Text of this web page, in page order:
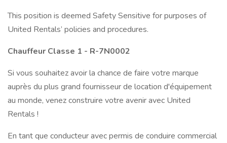
This position is deemed Safety Sensitive for purposes of
United Rentals’ policies and procedures.
Chauffeur Classe 1 - R-7N0002
Si vous souhaitez avoir la chance de faire votre marque
auprès du plus grand fournisseur de location d'équipement
au monde, venez construire votre avenir avec United
Rentals !
En tant que conducteur avec permis de conduire commercial